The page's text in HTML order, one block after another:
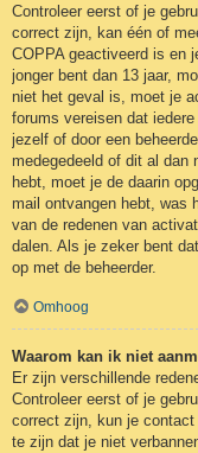
Controleer eerst of je
correct zijn, kan één of
COPPA geactiveerd is en
jonger bent dan 13 jaar,
niet het geval is, moet je
forums vereisen dat
jezelf of door een
medegedeeld of dit al dan
hebt, moet je de daarin
mail ontvangen hebt, was
van de redenen van
dalen. Als je zeker bent
op met de beheerder.
Omhoog
Waarom kan ik niet
Er zijn verschillende
Controleer eerst of je
correct zijn, kun je
te zijn dat je niet